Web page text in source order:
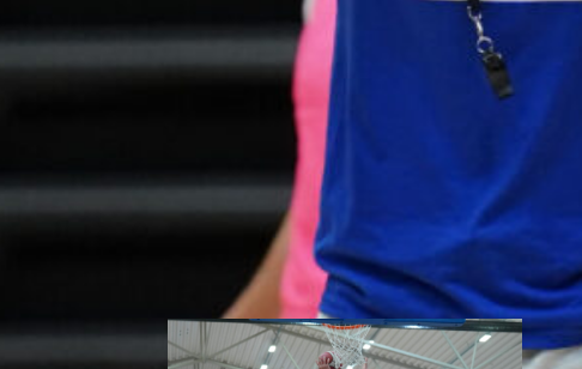
Liettuasta Tukholmassa
pelatussa maaottelussa.
Susiladies voitti vakuuttavasti
Liettuan 81-70 (48-36) Elina
Aarnisalon 22 pisteen
johdattamana. Suomi pelaa
Tukholmassa vielä toisen
ottelun, kun huomenna vastaan
tulee Ruotsi.